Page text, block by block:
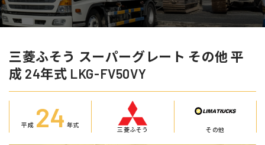
三菱ふそう スーパーグレート その他 平
成 24年式 LKG-FV50VY
平成 24 年式
三菱ふそう その他